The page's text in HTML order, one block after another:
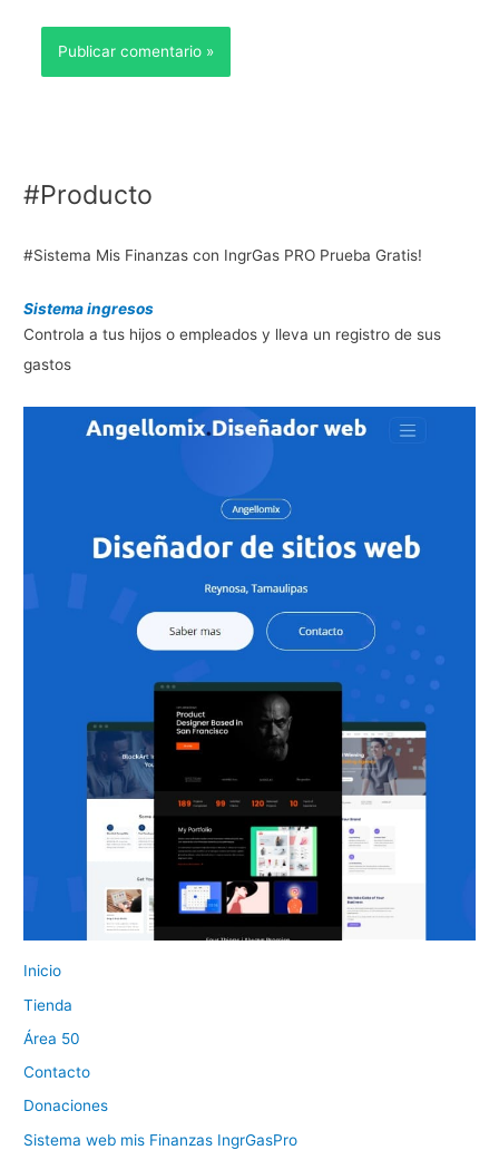
#Producto
#Sistema Mis Finanzas con IngrGas PRO Prueba Gratis!
Sistema ingresos
Controla a tus hijos o empleados y lleva un registro de sus
gastos
Inicio
Tienda
Área 50
Contacto
Donaciones
Sistema web mis Finanzas IngrGasPro